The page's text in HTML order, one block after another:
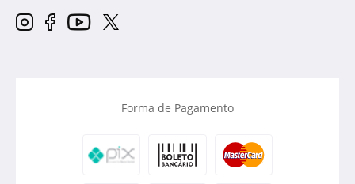
Forma de Pagamento